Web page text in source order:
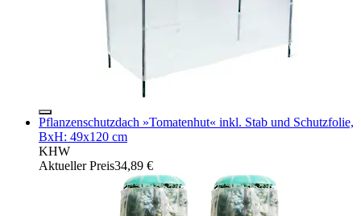
Pflanzenschutzdach »Tomatenhut« inkl. Stab und Schutzfolie,
BxH: 49x120 cm
KHW
Aktueller Preis34,89 €